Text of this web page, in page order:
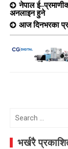
नेपाल
अनलाइन हुने
आज दिनभरका
Search
भर्खरै